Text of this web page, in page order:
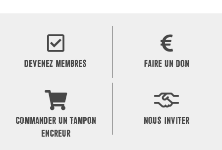
DEVENEZ MEMBRES FAIRE UN DON
COMMANDER UN TAMPON
ENCREUR
NOUS INVITER